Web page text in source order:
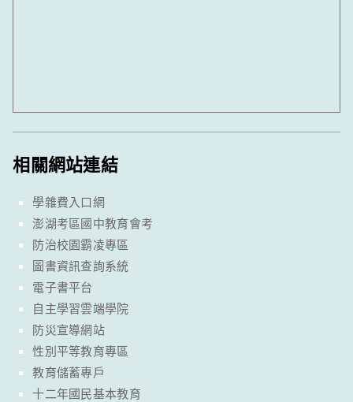
相關網站連結
學雜費入口網
澎湖考區國中教育會考
防治校園霸凌專區
圖書資訊查詢系統
電子書平台
自主學習雲端學院
防災宣導網站
性別平等教育專區
教育儲蓄專戶
十二年國民基本教育